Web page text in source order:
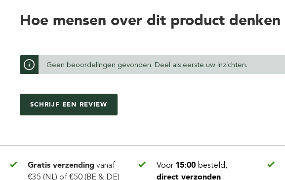
Hoe mensen over dit product denken
Geen beoordelingen gevonden. Deel als eerste uw inzichten.
SCHRIJF EEN REVIEW
Gratis verzending vanaf
€35 (NL) of €50 (BE & DE)
Voor 15:00 besteld,
direct verzonden